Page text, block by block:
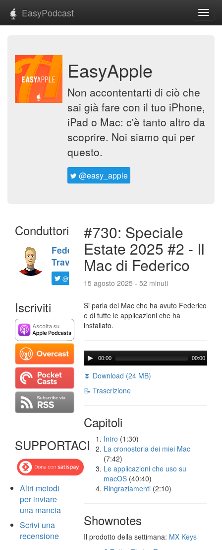
EasyPodcast
EasyApple
Non accontentarti di ciò che
sai già fare con il tuo iPhone,
iPad o Mac: c'è tanto altro da
scoprire. Noi siamo qui per
questo.
@easy_apple
Conduttori
Federico
Travaini
@ftrava
Iscriviti
SUPPORTACI
Altri metodi
per inviare
una mancia
Scrivi una
recensione
#730: Speciale
Estate 2025 #2 - Il
Mac di Federico
15 agosto 2025 - 52 minuti
Si parla dei Mac che ha avuto Federico
e di tutte le applicazioni che ha
installato.
00:00 00:00
⏬ Download (24 MB)
📝 Trascrizione
Capitoli
Intro (1:30)
La cronostoria dei miei Mac
(7:42)
Le applicazioni che uso su
macOS (40:40)
Ringraziamenti (2:10)
Shownotes
Il prodotto della settimana: MX Keys